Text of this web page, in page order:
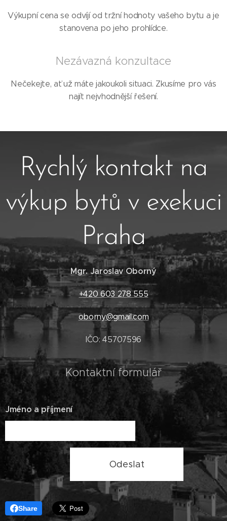
Výkupní cena se odvíjí od tržní hodnoty vašeho bytu a je
stanovena po jeho prohlídce.
Nezávazná konzultace
Nečekejte, ať už máte jakoukoli situaci. Zkusíme pro vás
najít nejvhodnější řešení.
Rychlý kontakt na
výkup bytů v exekuci
Praha
Mgr. Jaroslav Oborný
+420 603 278 555
oborny@gmail.com
IČO: 45707596
Kontaktní formulář
Jméno a příjmení
Odeslat
Share